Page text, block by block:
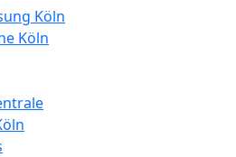
Köln
Köln